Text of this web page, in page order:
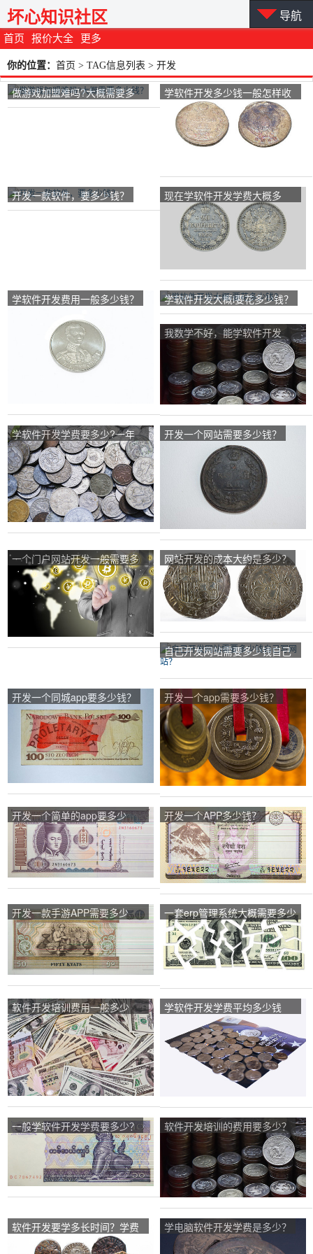
首页 报价大全 更多
坏心知识社区 导航
你的位置： 首页 > TAG信息列表 > 开发
做游戏加盟难吗?大概需要多
少钱？
学软件开发多少钱一般怎样收
费？
开发一款软件，要多少钱？
现在学软件开发学费大概多
少？
学软件开发费用一般多少钱？ 学软件开发大概i要花多少钱？
我数学不好，能学软件开发
吗，如果学需要多少钱？
学软件开发学费要多少?一年
哦？
开发一个网站需要多少钱？
一个门户网站开发一般需要多
少钱？
网站开发的成本大约是多少？
自己开发网站需要多少钱自己
写网站？
开发一个同城app要多少钱？ 开发一个app需要多少钱？
开发一个简单的app要多少
钱？
开发一个APP多少钱？
开发一款手游APP需要多少
钱？
一套erp管理系统大概需要多少
钱？
软件开发培训费用一般多少
呢？
学软件开发学费平均多少钱
一般学软件开发学费要多少？ 软件开发培训的费用要多少？
软件开发要学多长时间？学费
需要多少钱？
学电脑软件开发学费是多少？